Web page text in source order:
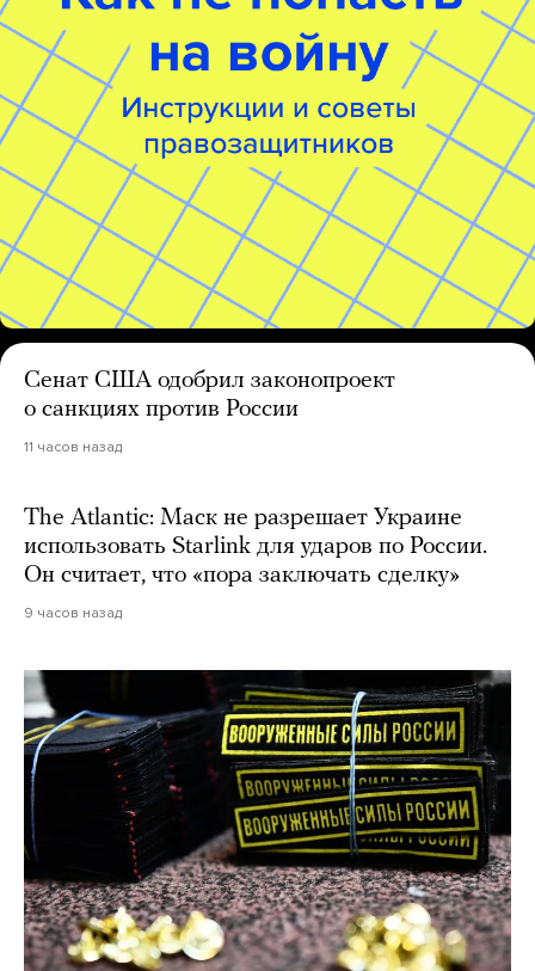
Сенат США одобрил законопроект
о санкциях против России
11 часов назад
The Atlantic: Маск не разрешает Украине
использовать Starlink для ударов по России.
Он считает, что «пора заключать сделку»
9 часов назад